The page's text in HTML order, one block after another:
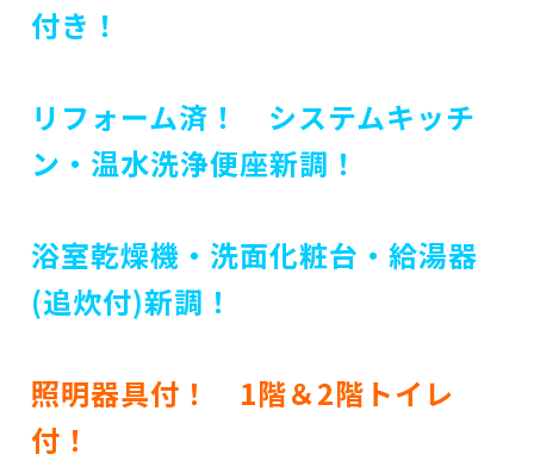
付き！
リフォーム済！ システムキッチ
ン・温水洗浄便座新調！
浴室乾燥機・洗面化粧台・給湯器
(追炊付)新調！
照明器具付！ 1階＆2階トイレ
付！